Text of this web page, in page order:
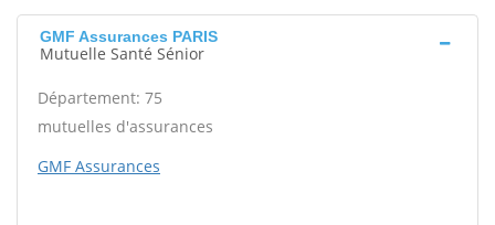
GMF Assurances PARIS
Mutuelle Santé Sénior
Département: 75
mutuelles d'assurances
GMF Assurances